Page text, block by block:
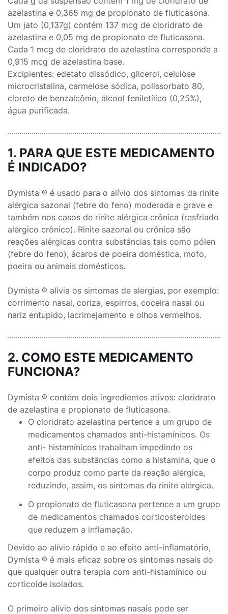
azelastina e 0,365 mg de propionato de fluticasona.
Um jato (0,137g) contém 137 mcg de cloridrato de
azelastina e 0,05 mg de propionato de fluticasona.
Cada 1 mcg de cloridrato de azelastina corresponde a
0,915 mcg de azelastina base.
Excipientes: edetato dissódico, glicerol, celulose
microcristalina, carmelose sódica, polissorbato 80,
cloreto de benzalcônio, álcool feniletílico (0,25%),
água purificada.
1. PARA QUE ESTE MEDICAMENTO
É INDICADO?
Dymista ® é usado para o alívio dos sintomas da rinite
alérgica sazonal (febre do feno) moderada e grave e
também nos casos de rinite alérgica crônica (resfriado
alérgico crônico). Rinite sazonal ou crônica são
reações alérgicas contra substâncias tais como pólen
(febre do feno), ácaros de poeira doméstica, mofo,
poeira ou animais domésticos.
Dymista ® alivia os sintomas de alergias, por exemplo:
corrimento nasal, coriza, espirros, coceira nasal ou
nariz entupido, lacrimejamento e olhos vermelhos.
2. COMO ESTE MEDICAMENTO
FUNCIONA?
Dymista ® contém dois ingredientes ativos: cloridrato
de azelastina e propionato de fluticasona.
O cloridrato azelastina pertence a um grupo de
medicamentos chamados anti-histamínicos. Os
anti- histamínicos trabalham impedindo os
efeitos das substâncias como a histamina, que o
corpo produz como parte da reação alérgica,
reduzindo, assim, os sintomas da rinite alérgica.
O propionato de fluticasona pertence a um grupo
de medicamentos chamados corticosteroides
que reduzem a inflamação.
Devido ao alívio rápido e ao efeito anti-inflamatório,
Dymista ® é mais eficaz sobre os sintomas nasais do
que qualquer outra terapia com anti-histamínico ou
corticoide isolados.
O primeiro alívio dos sintomas nasais pode ser